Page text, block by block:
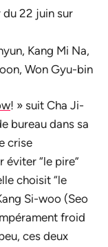
du 22 juin sur
Kang Mi Na,
Won Gyu-bin
! » suit Cha Ji-
bureau dans sa
crise
éviter “le pire”
choisit “le
Si-woo (Seo
froid
ces deux